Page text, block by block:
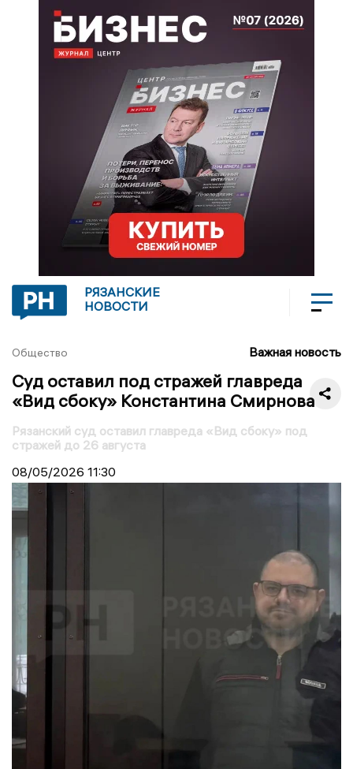
РЯЗАНСКИЕ
НОВОСТИ
Общество Важная новость
Суд оставил под стражей главреда
«Вид сбоку» Константина Смирнова
Рязанский суд оставил главреда «Вид сбоку» под
стражей до 26 августа
08/05/2026 11:30